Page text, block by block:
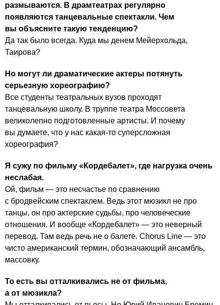
размываются. В драмтеатрах регулярно
появляются танцевальные спектакли. Чем
вы объясните такую тенденцию?
Да так было всегда. Куда мы денем Мейерхольда,
Таирова?
Но могут ли драматические актеры потянуть
серьезную хореографию?
Все студенты театральных вузов проходят
танцевальную школу. В труппе театра Моссовета
великолепно подготовленные артисты. И почему
вы думаете, что у нас какая-то суперсложная
хореография?
Я сужу по фильму «Кордебалет», где нагрузка очень
неслабая.
Ой, фильм — это несчастье по сравнению
с бродвейским спектаклем. Ведь этот мюзикл не про
танцы, он про актерские судьбы, про человеческие
отношения. И вообще «Кордебалет» — это неверный
перевод. Там ведь речь не о балете. Chorus Line — это
чисто американский термин, обозначающий ансамбль,
массовку.
То есть вы отталкивались не от фильма,
а от мюзикла?